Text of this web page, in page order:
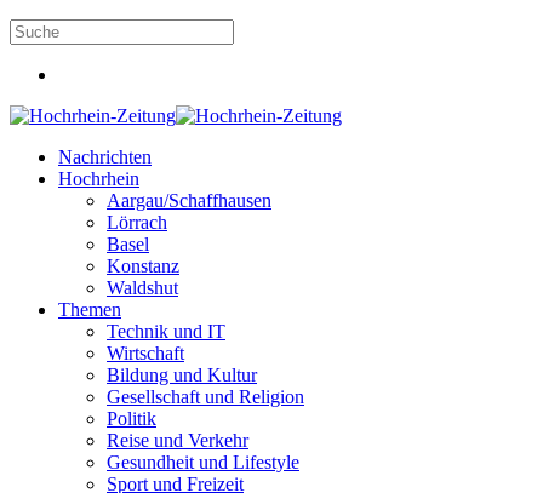
Nachrichten
Hochrhein
Aargau/Schaffhausen
Lörrach
Basel
Konstanz
Waldshut
Themen
Technik und IT
Wirtschaft
Bildung und Kultur
Gesellschaft und Religion
Politik
Reise und Verkehr
Gesundheit und Lifestyle
Sport und Freizeit